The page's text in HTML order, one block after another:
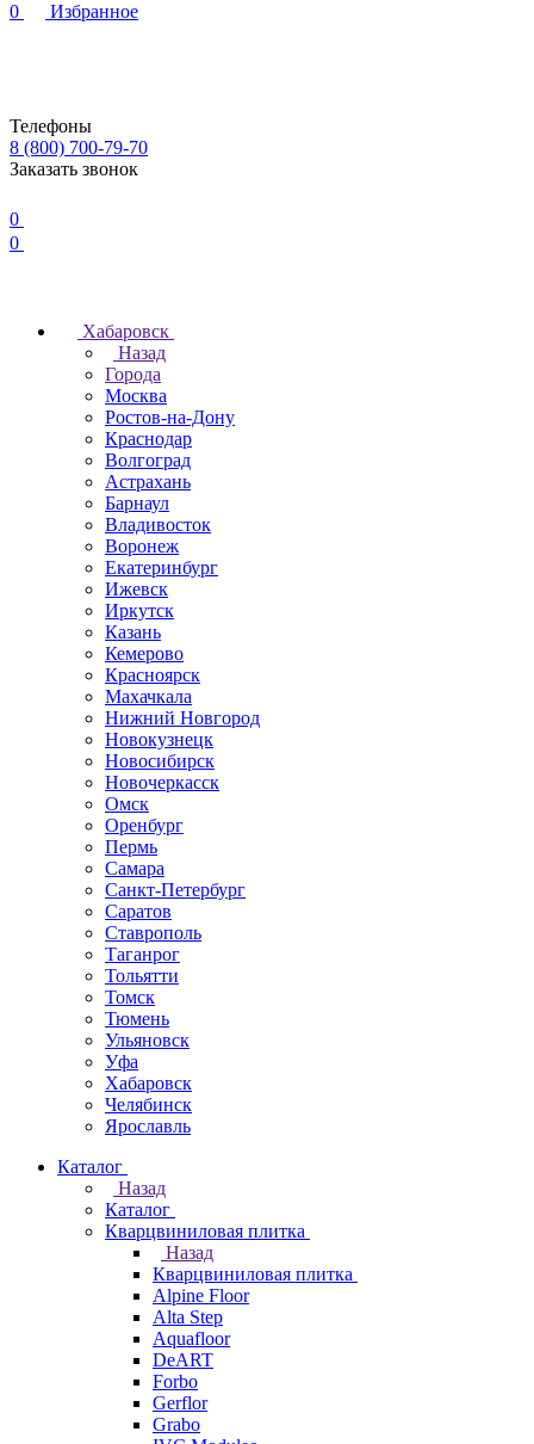
0
Избранное
Телефоны
8 (800) 700-79-70
Заказать звонок
0
0
Хабаровск
Назад
Города
Москва
Ростов-на-Дону
Краснодар
Волгоград
Астрахань
Барнаул
Владивосток
Воронеж
Екатеринбург
Ижевск
Иркутск
Казань
Кемерово
Красноярск
Махачкала
Нижний Новгород
Новокузнецк
Новосибирск
Новочеркаcск
Омск
Оренбург
Пермь
Самара
Санкт-Петербург
Саратов
Ставрополь
Таганрог
Тольятти
Томск
Тюмень
Ульяновск
Уфа
Хабаровск
Челябинск
Ярославль
Каталог
Назад
Каталог
Кварцвиниловая плитка
Назад
Кварцвиниловая плитка
Alpine Floor
Alta Step
Aquafloor
DeART
Forbo
Gerflor
Grabo